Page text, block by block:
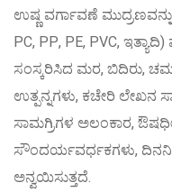
ಉಷ್ಣ ವರ್ಗಾವಣೆ ಮುದ್ರಣವನ್ನು
PC, PP, PE, PVC,
ಸಂಸ್ಕರಿಸಿದ ಮರ, ಬಿದಿರು,
ಉತ್ಪನ್ನಗಳು, ಕಚೇರಿ ಲೇಖನ
ಸಾಮಗ್ರಿಗಳ ಅಲಂಕಾರ,
ಸೌಂದರ್ಯವರ್ಧಕಗಳು,
ಅನ್ವಯಿಸುತ್ತದೆ.